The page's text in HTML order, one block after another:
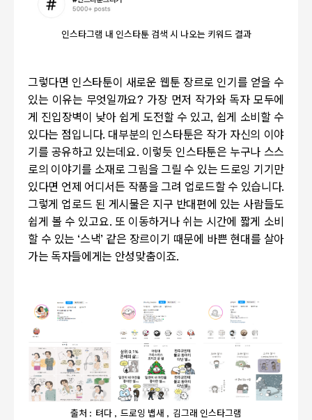
인스타그램 내 인스타툰 검색 시 나오는 키워드 결과
그렇다면 인스타툰이 새로운 웹툰 장르로 인기를 얻을 수
있는 이유는 무엇일까요? 가장 먼저 작가와 독자 모두에
게 진입장벽이 낮아 쉽게 도전할 수 있고, 쉽게 소비할 수
있다는 점입니다. 대부분의 인스타툰은 작가 자신의 이야
기를 공유하고 있는데요. 이렇듯 인스타툰은 누구나 스스
로의 이야기를 소재로 그림을 그릴 수 있는 드로잉 기기만
있다면 언제 어디서든 작품을 그려 업로드할 수 있습니다.
그렇게 업로드 된 게시물은 지구 반대편에 있는 사람들도
쉽게 볼 수 있고요. 또 이동하거나 쉬는 시간에 짧게 소비
할 수 있는 ‘스낵’ 같은 장르이기 때문에 바쁜 현대를 살아
가는 독자들에게는 안성맞춤이죠.
출처 : 텨다 , 드로잉 뱁새 , 김그래 인스타그램